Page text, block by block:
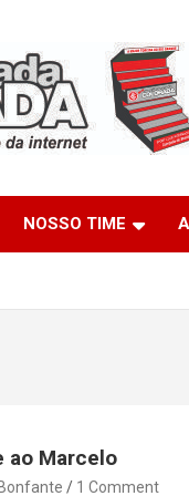
NOSSO TIME
ao Marcelo
1 Comment